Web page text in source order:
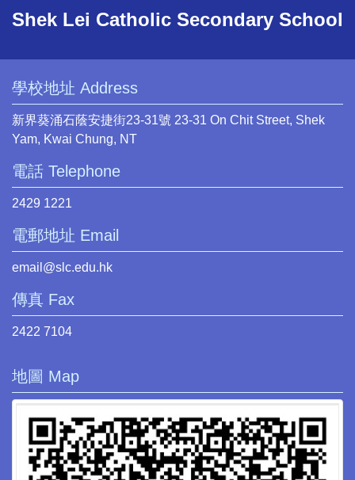
Shek Lei Catholic Secondary School
學校地址 Address
新界葵涌石蔭安捷街23-31號 23-31 On Chit Street, Shek
Yam, Kwai Chung, NT
電話 Telephone
2429 1221
電郵地址 Email
email@slc.edu.hk
傳真 Fax
2422 7104
地圖 Map